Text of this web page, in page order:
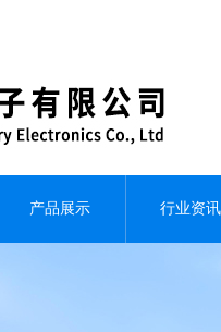
产品展示 行业资讯